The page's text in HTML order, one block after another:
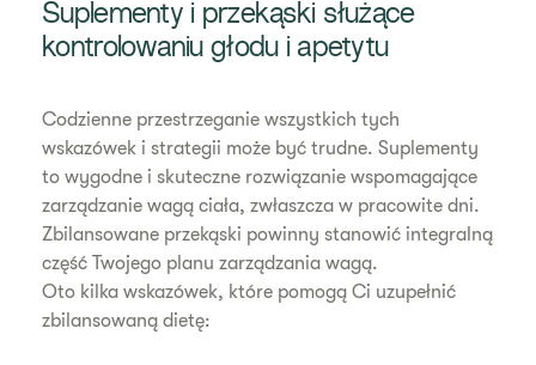
Suplementy i przekąski służące
kontrolowaniu głodu i apetytu
Codzienne przestrzeganie wszystkich tych
wskazówek i strategii może być trudne. Suplementy
to wygodne i skuteczne rozwiązanie wspomagające
zarządzanie wagą ciała, zwłaszcza w pracowite dni.
Zbilansowane przekąski powinny stanowić integralną
część Twojego planu zarządzania wagą.
Oto kilka wskazówek, które pomogą Ci uzupełnić
zbilansowaną dietę: